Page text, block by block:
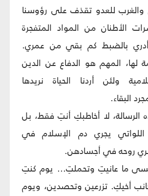
والغرب للعدو تقذف على رؤوسنا
الأطنان من المواد المتفجرة
أدري بالضبط كم بقي من عمري.
لها، المهم هو الدفاع عن الدين
ولئن أردنا الحياة نريدها
البقاء.
لا أخاطبكِ أنتِ فقط، بل
يجري دم الإسلام في
روحه في أجسادهن.
ما عانيتِ وتحملتِ... يوم كنتِ
أخيكِ. تزرعين وتحصدين، ويوم